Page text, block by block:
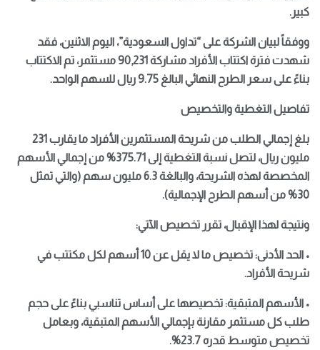
كبير.
ووفقاً لبيان الشركة على “تداول السعودية”، اليوم الاثنين، فقد
شهدت فترة اكتتاب الأفراد مشاركة 90,231 مستثمر، تم الاكتتاب
بناءً على سعر الطرح النهائي البالغ 9.75 ريال للسهم الواحد.
تفاصيل التغطية والتخصيص
بلغ إجمالي الطلب من شريحة المستثمرين الأفراد ما يقارب 231
مليون ريال، لتصل نسبة التغطية إلى 375.71% من إجمالي الأسهم
المخصصة لهذه الشريحة، والبالغة 6.3 مليون سهم (والتي تمثل
30% من أسهم الطرح الإجمالية).
ونتيجة لهذا الإقبال، تقرر تخصيص الآتي:
• الحد الأدنى: تخصيص ما لا يقل عن 10 أسهم لكل مكتتب في
شريحة الأفراد.
• الأسهم المتبقية: تخصيصها على أساس تناسبي بناءً على حجم
طلب كل مستثمر مقارنة بإجمالي الأسهم المتبقية، وبعامل
تخصيص متوسط قدره 23.7%.